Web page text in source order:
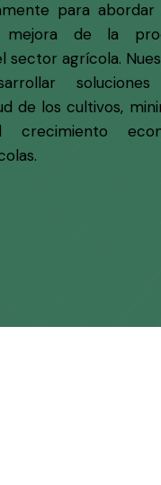
para
de la
sector agrícola.
de los cultivos,